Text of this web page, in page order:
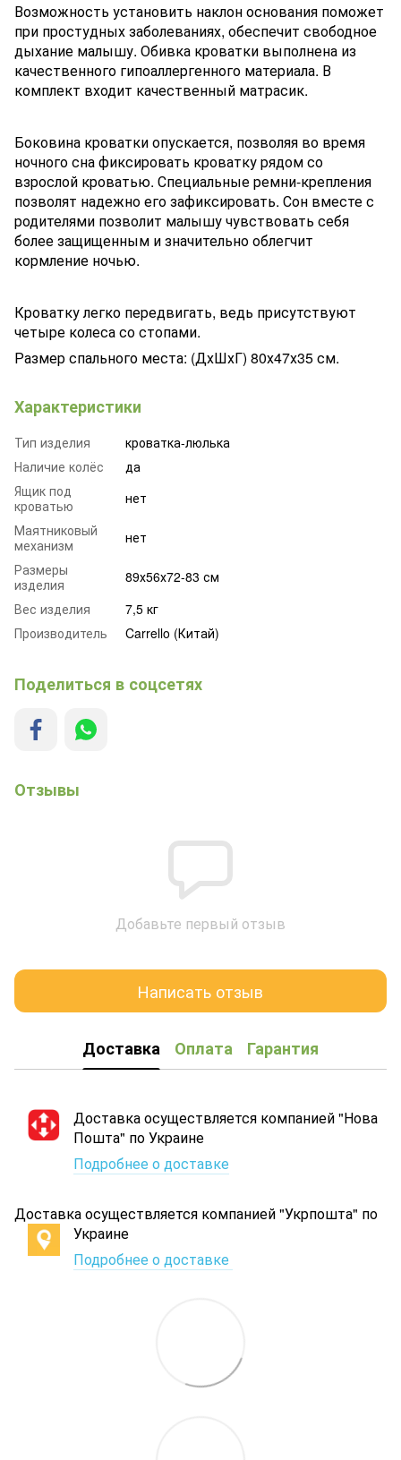
Возможность установить наклон основания поможет
при простудных заболеваниях, обеспечит свободное
дыхание малышу. Обивка кроватки выполнена из
качественного гипоаллергенного материала. В
комплект входит качественный матрасик.
Боковина кроватки опускается, позволяя во время
ночного сна фиксировать кроватку рядом со
взрослой кроватью. Специальные ремни-крепления
позволят надежно его зафиксировать. Сон вместе с
родителями позволит малышу чувствовать себя
более защищенным и значительно облегчит
кормление ночью.
Кроватку легко передвигать, ведь присутствуют
четыре колеса со стопами.
Размер спального места: (ДхШхГ) 80х47х35 см.
Характеристики
Тип изделия
кроватка-люлька
Наличие колёс
да
Ящик под
кроватью
нет
Маятниковый
механизм
нет
Размеры
изделия
89х56х72-83 см
Вес изделия
7,5 кг
Производитель
Carrello (Китай)
Поделиться в соцсетях
Отзывы
Добавьте первый отзыв
Написать отзыв
Доставка Оплата Гарантия
Доставка осуществляется компанией "Нова
Пошта" по Украине
Подробнее о доставке
Доставка осуществляется компанией "Укрпошта" по
Украине
Подробнее о доставке